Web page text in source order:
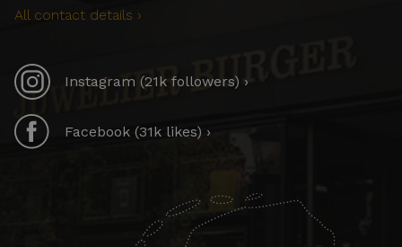
All contact details ›
Instagram (21k followers) ›
Facebook (31k likes) ›